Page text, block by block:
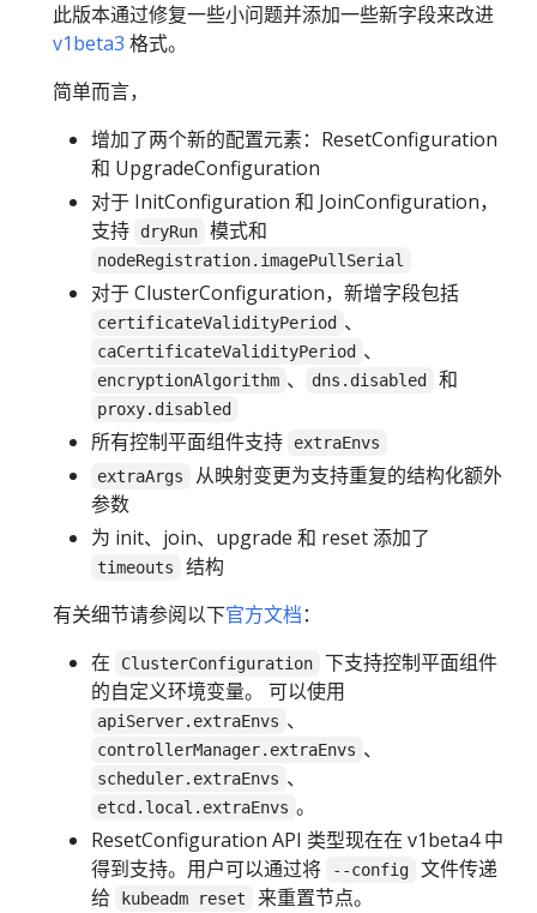
此版本通过修复一些小问题并添加一些新字段来改进
v1beta3 格式。
简单而言，
增加了两个新的配置元素：ResetConfiguration
和 UpgradeConfiguration
对于 InitConfiguration 和 JoinConfiguration，
支持
dryRun 模式和
nodeRegistration.imagePullSerial
对于 ClusterConfiguration，新增字段包括
certificateValidityPeriod 、
caCertificateValidityPeriod 、
encryptionAlgorithm 、 dns.disabled 和
proxy.disabled
所有控制平面组件支持
extraEnvs
extraArgs
从映射变更为支持重复的结构化额外
参数
为 init、join、upgrade 和 reset 添加了
timeouts
结构
有关细节请参阅以下官方文档：
在
ClusterConfiguration
下支持控制平面组件
的自定义环境变量。 可以使用
apiServer.extraEnvs 、
controllerManager.extraEnvs 、
scheduler.extraEnvs 、
etcd.local.extraEnvs 。
ResetConfiguration API 类型现在在 v1beta4 中
得到支持。用户可以通过将
--config
文件传递
给
kubeadm reset 来重置节点。